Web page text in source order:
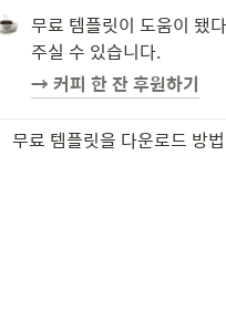
무료 템플릿이 도움이 됐
주실 수 있습니다.
→ 커피 한 잔 후원하기
무료 템플릿을 다운로드 방